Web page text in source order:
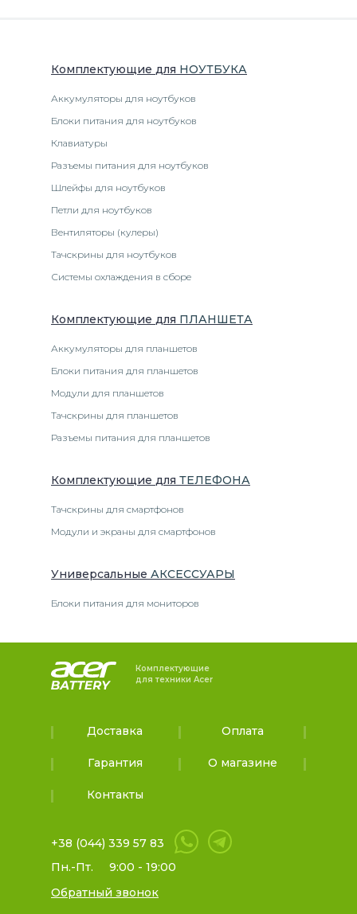
Комплектующие для НОУТБУКА
Аккумуляторы для ноутбуков
Блоки питания для ноутбуков
Клавиатуры
Разъемы питания для ноутбуков
Шлейфы для ноутбуков
Петли для ноутбуков
Вентиляторы (кулеры)
Тачскрины для ноутбуков
Системы охлаждения в сборе
Комплектующие для ПЛАНШЕТА
Аккумуляторы для планшетов
Блоки питания для планшетов
Модули для планшетов
Тачскрины для планшетов
Разъемы питания для планшетов
Комплектующие для ТЕЛЕФОНА
Тачскрины для смартфонов
Модули и экраны для смартфонов
Универсальные АКСЕССУАРЫ
Блоки питания для мониторов
Комплектующие
для техники Acer
Доставка Оплата
Гарантия О магазине
Контакты
+38 (044) 339 57 83
Пн.-Пт.
9:00 - 19:00
Обратный звонок